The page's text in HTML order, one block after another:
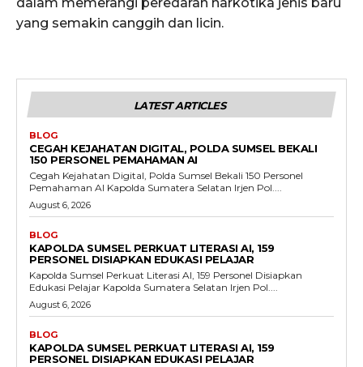
yang semakin canggih dan licin.
LATEST ARTICLES
BLOG
CEGAH KEJAHATAN DIGITAL, POLDA SUMSEL BEKALI
150 PERSONEL PEMAHAMAN AI
Cegah Kejahatan Digital, Polda Sumsel Bekali 150 Personel
Pemahaman AI Kapolda Sumatera Selatan Irjen Pol....
August 6, 2026
BLOG
KAPOLDA SUMSEL PERKUAT LITERASI AI, 159
PERSONEL DISIAPKAN EDUKASI PELAJAR
Kapolda Sumsel Perkuat Literasi AI, 159 Personel Disiapkan
Edukasi Pelajar Kapolda Sumatera Selatan Irjen Pol....
August 6, 2026
BLOG
KAPOLDA SUMSEL PERKUAT LITERASI AI, 159
PERSONEL DISIAPKAN EDUKASI PELAJAR